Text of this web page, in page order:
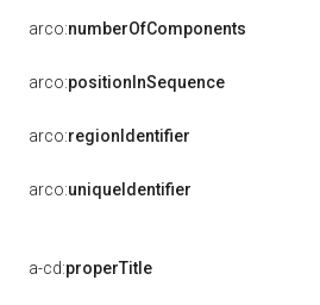
arco:numberOfComponents
arco:positionInSequence
arco:regionIdentifier
arco:uniqueIdentifier
a-cd:properTitle